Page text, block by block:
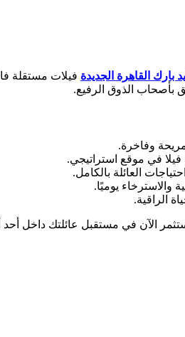
بارك القاهرة الجديدة فيلات مستقلة
بأصحاب الذوق الرفيع.
يوميًا.
الراقية.
الآن في مستقبل عائلتك داخل